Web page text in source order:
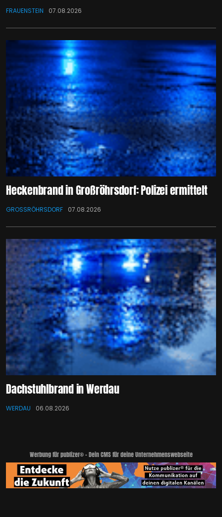
FRAUENSTEIN 07.08.2026
Heckenbrand in Großröhrsdorf: Polizei ermittelt
GROSSRÖHRSDORF 07.08.2026
Dachstuhlbrand in Werdau
WERDAU 06.08.2026
Werbung für publizer® - Dein CMS für deine Unternehmenswebseite